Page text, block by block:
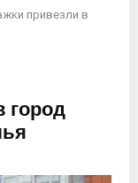
привезли в
город